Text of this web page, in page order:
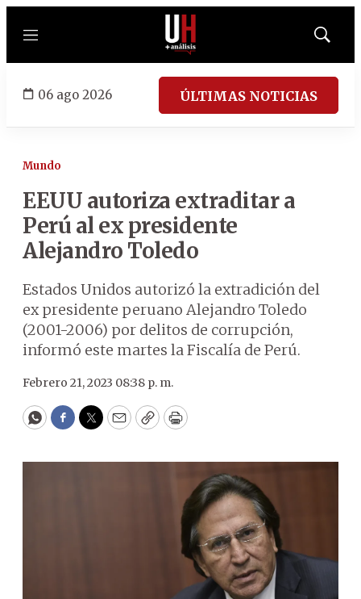
Menú
Mostrar
06 ago 2026 ÚLTIMAS NOTICIAS
Mundo
EEUU autoriza extraditar a
Perú al ex presidente
Alejandro Toledo
Estados Unidos autorizó la extradición del
ex presidente peruano Alejandro Toledo
(2001-2006) por delitos de corrupción,
informó este martes la Fiscalía de Perú.
Febrero 21, 2023 08:38 p. m.
WhatsApp
Facebook
Twitter
EmailCopyPrint